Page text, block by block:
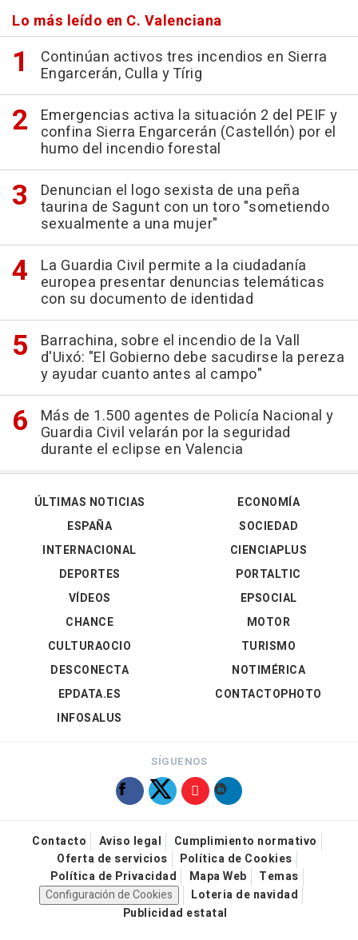
Lo más leído en C. Valenciana
Continúan activos tres incendios en Sierra
Engarcerán, Culla y Tírig
Emergencias activa la situación 2 del PEIF y
confina Sierra Engarcerán (Castellón) por el
humo del incendio forestal
Denuncian el logo sexista de una peña
taurina de Sagunt con un toro "sometiendo
sexualmente a una mujer"
La Guardia Civil permite a la ciudadanía
europea presentar denuncias telemáticas
con su documento de identidad
Barrachina, sobre el incendio de la Vall
d'Uixó: "El Gobierno debe sacudirse la pereza
y ayudar cuanto antes al campo"
Más de 1.500 agentes de Policía Nacional y
Guardia Civil velarán por la seguridad
durante el eclipse en Valencia
ÚLTIMAS NOTICIAS
ESPAÑA
INTERNACIONAL
DEPORTES
VÍDEOS
ECONOMÍA
SOCIEDAD
CIENCIAPLUS
PORTALTIC
EPSOCIAL
CHANCE
CULTURAOCIO
DESCONECTA
EPDATA.ES
INFOSALUS
MOTOR
TURISMO
NOTIMÉRICA
CONTACTOPHOTO
SÍGUENOS
Contacto Aviso legal
Cumplimiento normativo
Oferta de servicios
Política de Cookies
Política de Privacidad
Mapa Web
Temas
Configuración de Cookies
Loteria de navidad
Publicidad estatal